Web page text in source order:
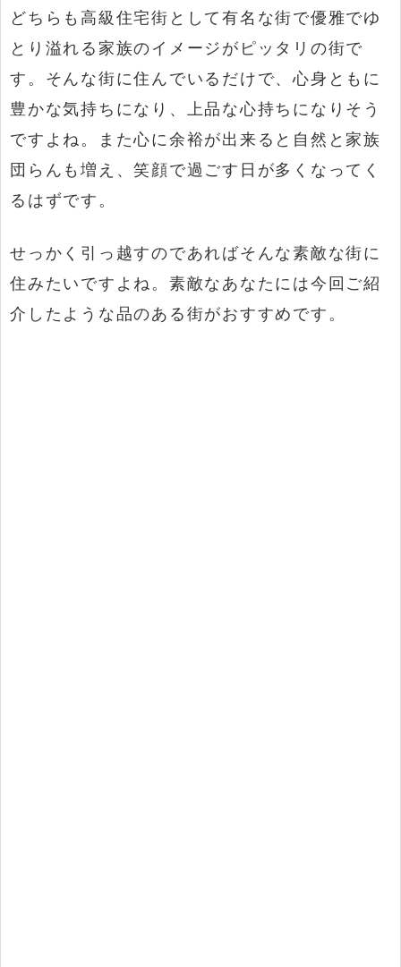
どちらも高級住宅街として有名な街で優雅でゆ
とり溢れる家族のイメージがピッタリの街で
す。そんな街に住んでいるだけで、心身ともに
豊かな気持ちになり、上品な心持ちになりそう
ですよね。また心に余裕が出来ると自然と家族
団らんも増え、笑顔で過ごす日が多くなってく
るはずです。
せっかく引っ越すのであればそんな素敵な街に
住みたいですよね。素敵なあなたには今回ご紹
介したような品のある街がおすすめです。